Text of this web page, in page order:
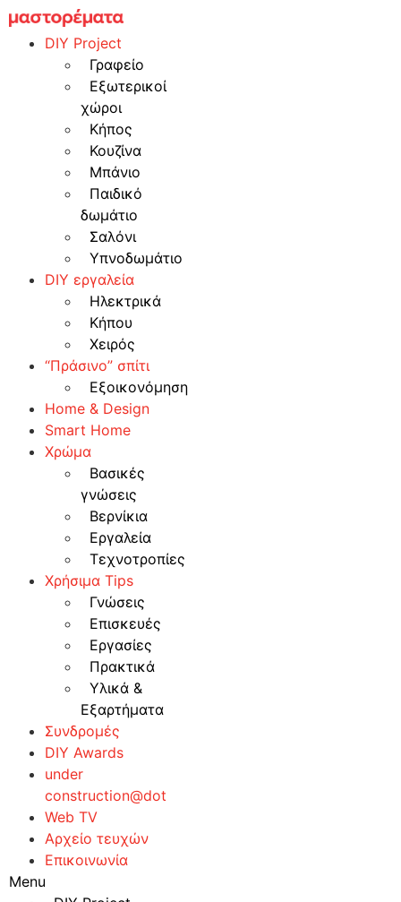
Skip
to
content
DIY Project
Γραφείο
Εξωτερικοί
χώροι
Κήπος
Κουζίνα
Μπάνιο
Παιδικό
δωμάτιο
Σαλόνι
Υπνοδωμάτιο
DIY εργαλεία
Ηλεκτρικά
Κήπου
Χειρός
“Πράσινο” σπίτι
Εξοικονόμηση
Home & Design
Smart Home
Χρώμα
Βασικές
γνώσεις
Βερνίκια
Εργαλεία
Τεχνοτροπίες
Χρήσιμα Tips
Γνώσεις
Επισκευές
Εργασίες
Πρακτικά
Υλικά &
Εξαρτήματα
Συνδρομές
DIY Awards
under
construction@dot
Web TV
Αρχείο τευχών
Επικοινωνία
Menu